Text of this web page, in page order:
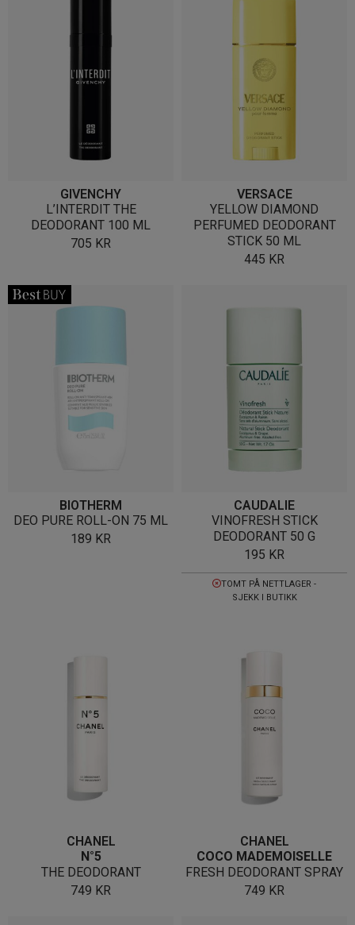
GIVENCHY
L’INTERDIT THE
DEODORANT 100 ML
705 KR
VERSACE
YELLOW DIAMOND
PERFUMED DEODORANT
STICK 50 ML
445 KR
BIOTHERM
DEO PURE ROLL-ON 75 ML
189 KR
CAUDALIE
VINOFRESH STICK
DEODORANT 50 G
195 KR
TOMT PÅ NETTLAGER -
SJEKK I BUTIKK
CHANEL
N°5
THE DEODORANT
749 KR
CHANEL
COCO MADEMOISELLE
FRESH DEODORANT SPRAY
749 KR